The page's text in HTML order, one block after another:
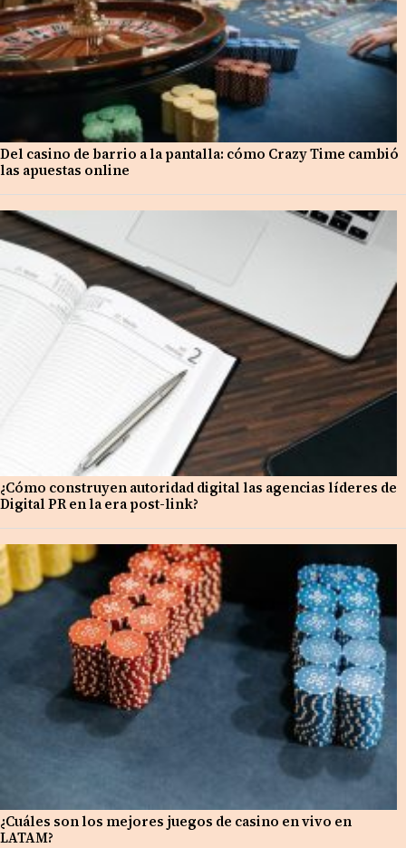
Del casino de barrio a la pantalla: cómo Crazy Time cambió
las apuestas online
¿Cómo construyen autoridad digital las agencias líderes de
Digital PR en la era post-link?
¿Cuáles son los mejores juegos de casino en vivo en
LATAM?